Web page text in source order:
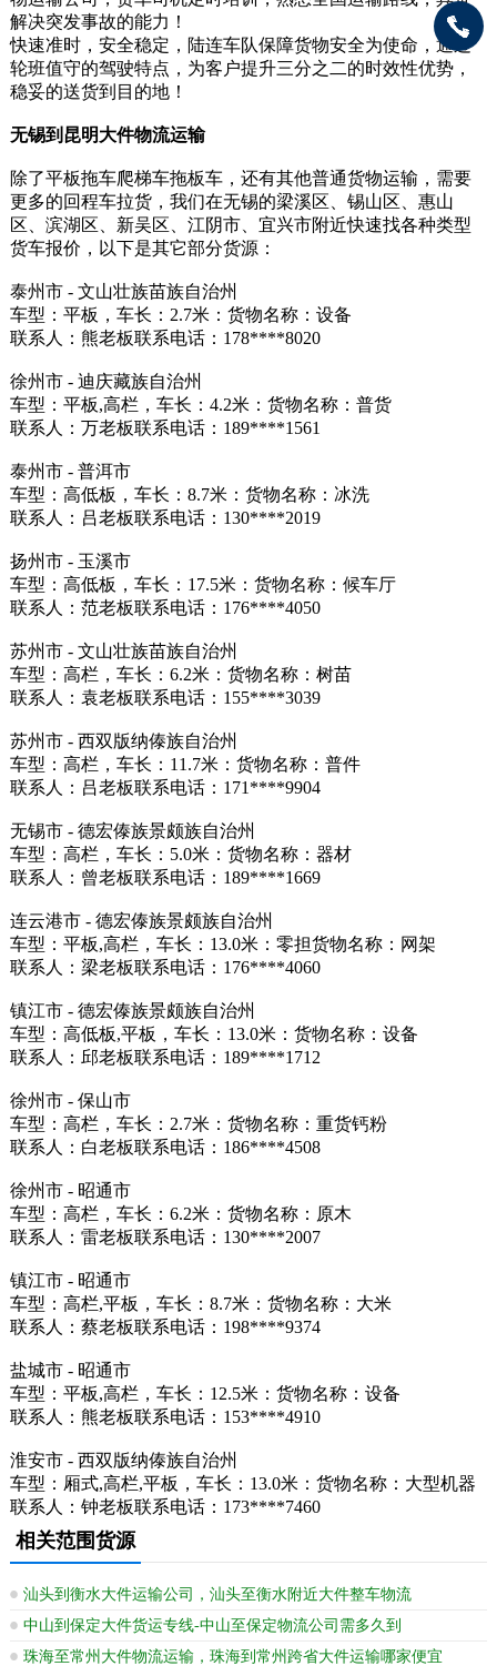
解决突发事故的能力！
快速准时，安全稳定，陆连车队保障货物安全为使命，通过
轮班值守的驾驶特点，为客户提升三分之二的时效性优势，
稳妥的送货到目的地！
无锡到昆明大件物流运输
除了平板拖车爬梯车拖板车，还有其他普通货物运输，需要
更多的回程车拉货，我们在无锡的梁溪区、锡山区、惠山
区、滨湖区、新吴区、江阴市、宜兴市附近快速找各种类型
货车报价，以下是其它部分货源：
泰州市 - 文山壮族苗族自治州
车型：平板，车长：2.7米：货物名称：设备
联系人：熊老板联系电话：178****8020
徐州市 - 迪庆藏族自治州
车型：平板,高栏，车长：4.2米：货物名称：普货
联系人：万老板联系电话：189****1561
泰州市 - 普洱市
车型：高低板，车长：8.7米：货物名称：冰洗
联系人：吕老板联系电话：130****2019
扬州市 - 玉溪市
车型：高低板，车长：17.5米：货物名称：候车厅
联系人：范老板联系电话：176****4050
苏州市 - 文山壮族苗族自治州
车型：高栏，车长：6.2米：货物名称：树苗
联系人：袁老板联系电话：155****3039
苏州市 - 西双版纳傣族自治州
车型：高栏，车长：11.7米：货物名称：普件
联系人：吕老板联系电话：171****9904
无锡市 - 德宏傣族景颇族自治州
车型：高栏，车长：5.0米：货物名称：器材
联系人：曾老板联系电话：189****1669
连云港市 - 德宏傣族景颇族自治州
车型：平板,高栏，车长：13.0米：零担货物名称：网架
联系人：梁老板联系电话：176****4060
镇江市 - 德宏傣族景颇族自治州
车型：高低板,平板，车长：13.0米：货物名称：设备
联系人：邱老板联系电话：189****1712
徐州市 - 保山市
车型：高栏，车长：2.7米：货物名称：重货钙粉
联系人：白老板联系电话：186****4508
徐州市 - 昭通市
车型：高栏，车长：6.2米：货物名称：原木
联系人：雷老板联系电话：130****2007
镇江市 - 昭通市
车型：高栏,平板，车长：8.7米：货物名称：大米
联系人：蔡老板联系电话：198****9374
盐城市 - 昭通市
车型：平板,高栏，车长：12.5米：货物名称：设备
联系人：熊老板联系电话：153****4910
淮安市 - 西双版纳傣族自治州
车型：厢式,高栏,平板，车长：13.0米：货物名称：大型机器
联系人：钟老板联系电话：173****7460
相关范围货源
汕头到衡水大件运输公司，汕头至衡水附近大件整车物流
中山到保定大件货运专线-中山至保定物流公司需多久到
珠海至常州大件物流运输，珠海到常州跨省大件运输哪家便宜